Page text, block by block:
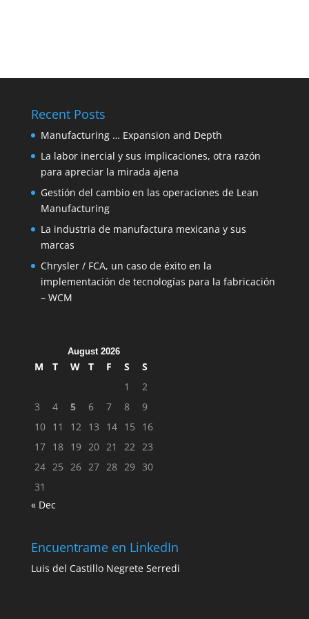
Recent Posts
Manufacturing … Expansion and Depth
La labor inercial y sus implicaciones, otra razón
para apreciar la mirada ajena
Gestión del cambio en las operaciones de Lean
Manufacturing
La industria de manufactura mexicana y sus
marcas
Chrysler / FCA, un caso de éxito en la
implementación de tecnologías para la fabricación
– WCM
August 2026
M T W T F S
S
1
2
3
4 5 6 7 8
9
10 11 12 13 14 15
16
17 18 19 20 21 22
23
24 25 26 27 28 29 30
31
« Dec
Encuentrame en LinkedIn
Luis del Castillo Negrete Serredi